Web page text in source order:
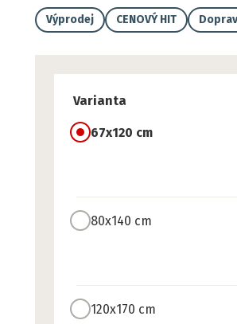
Výprodej CENOVÝ HIT
Varianta
67x120 cm
80x140 cm
120x170 cm